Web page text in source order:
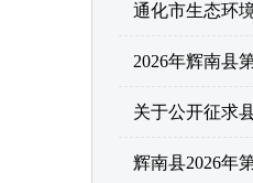
通化市生态环
2026年辉南县
关于公开征求
辉南县2026年